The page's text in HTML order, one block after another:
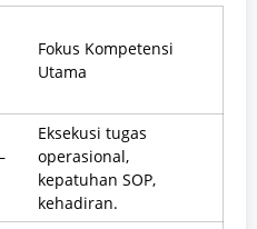
Fokus Kompetensi
Utama
Eksekusi tugas
operasional,
kepatuhan SOP,
kehadiran.